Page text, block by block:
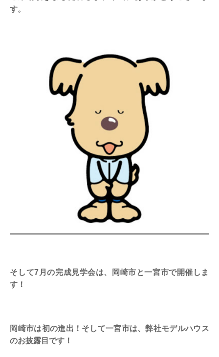
す。
そして7月の完成見学会は、岡崎市と一宮市で開催しま
す！
岡崎市は初の進出！そして一宮市は、弊社モデルハウス
のお披露目です！